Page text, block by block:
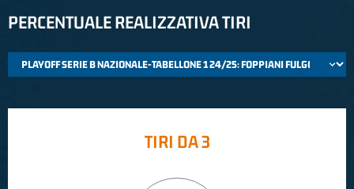
PERCENTUALE REALIZZATIVA TIRI
TIRI DA 3